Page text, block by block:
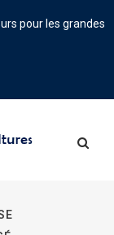
pour les grandes